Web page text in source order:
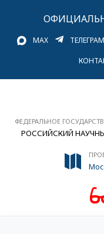
MAX ТЕЛЕГРАМ
ФЕДЕРАЛЬНОЕ
РОССИЙСКИЙ